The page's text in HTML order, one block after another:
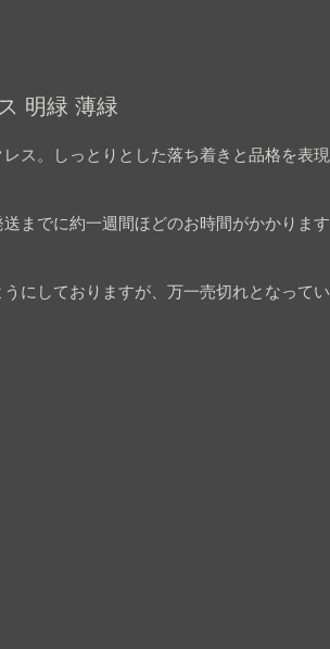
明緑 薄緑
ス。しっとりとした落ち着きと品格を表現
までに約一週間ほどのお時間がかかります
にしておりますが、万一売切れとなってい